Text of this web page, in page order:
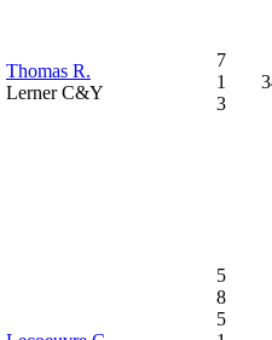
Thomas R.
Lerner C&Y
7
1
3
5
8
5